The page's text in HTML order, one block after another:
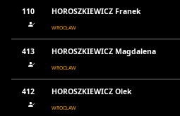
110 HOROSZKIEWICZ Franek
WROCŁAW
413 HOROSZKIEWICZ Magdalena
WROCŁAW
412 HOROSZKIEWICZ Olek
WROCŁAW